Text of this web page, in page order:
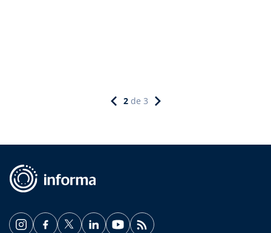
2 de 3